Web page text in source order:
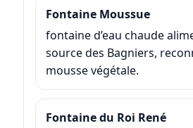
Fontaine Moussue
fontaine d’eau chaude
source des Bagniers,
mousse végétale.
Fontaine du Roi René